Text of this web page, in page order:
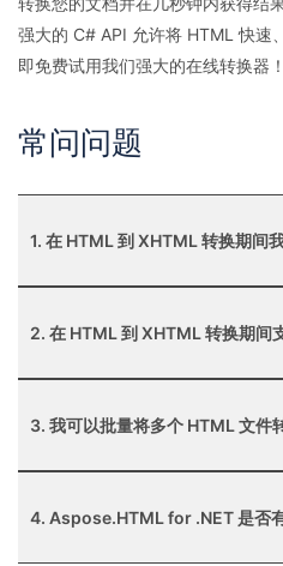
强大的 C# API 允许将 HTML 快速
即免费试用我们强大的在线转换器！
常问问题
1. 在 HTML 到 XHTML 转换期间
2. 在 HTML 到 XHTML 转换期间
3. 我可以批量将多个 HTML 文件
4. Aspose.HTML for .NET 是否